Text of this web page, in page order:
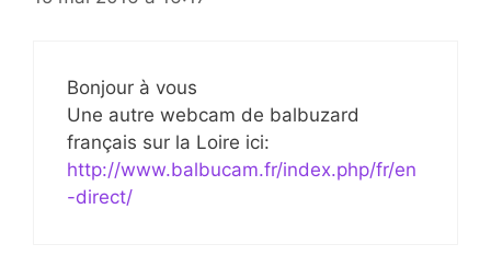
Bonjour à vous
Une autre webcam de balbuzard
français sur la Loire ici:
http://www.balbucam.fr/index.php/fr/en
-direct/